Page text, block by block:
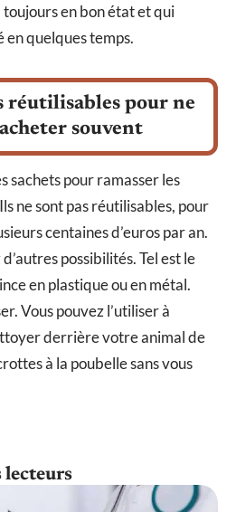
en bon état et qui
quelques temps.
réutilisables pour ne
souvent
sachets pour ramasser les
ne sont pas réutilisables, pour
centaines d’euros par an.
possibilités. Tel est le
en plastique ou en métal.
Vous pouvez l’utiliser à
derrière votre animal de
à la poubelle sans vous
lecteurs